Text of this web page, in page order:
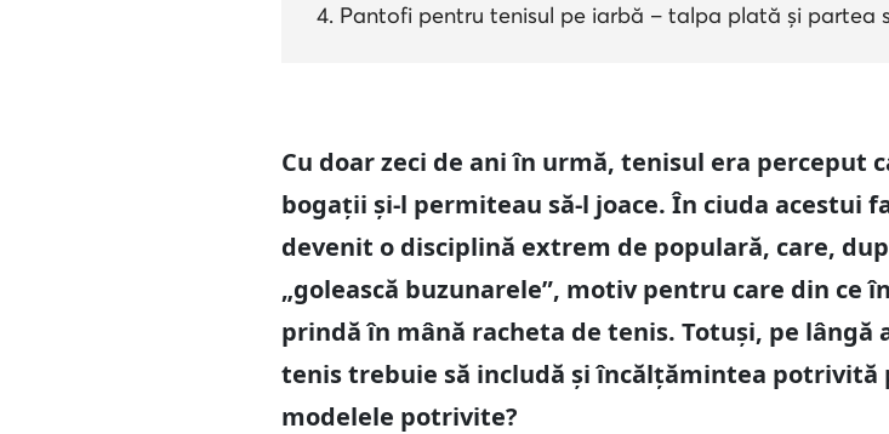
Pantofi pentru tenisul pe iarbă – talpa plată și partea
Cu doar zeci de ani în urmă, tenisul era perceput
bogații și-l permiteau să-l joace. În ciuda acestui
devenit o disciplină extrem de populară, care,
„golească buzunarele”, motiv pentru care din ce
prindă în mână racheta de tenis. Totuși, pe lângă
tenis trebuie să includă și încălțămintea potrivită
modelele potrivite?